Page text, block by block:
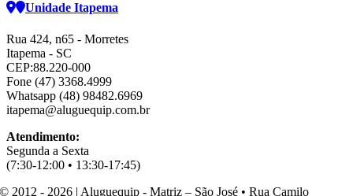
Unidade Itapema
Rua 424, n65 - Morretes
Itapema - SC
CEP:88.220-000
Fone (47) 3368.4999
Whatsapp (48) 98482.6969
itapema@aluguequip.com.br
Atendimento:
Segunda a Sexta
(7:30-12:00 • 13:30-17:45)
© 2012 - 2026 | Aluguequip - Matriz – São José • Rua Camilo